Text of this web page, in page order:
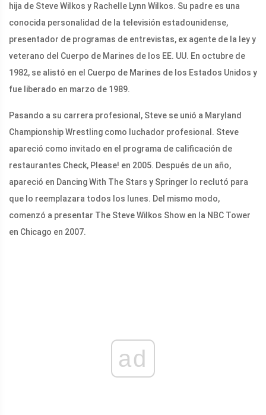
hija de Steve Wilkos y Rachelle Lynn Wilkos. Su padre es una
conocida personalidad de la televisión estadounidense,
presentador de programas de entrevistas, ex agente de la ley y
veterano del Cuerpo de Marines de los EE. UU. En octubre de
1982, se alistó en el Cuerpo de Marines de los Estados Unidos y
fue liberado en marzo de 1989.
Pasando a su carrera profesional, Steve se unió a Maryland
Championship Wrestling como luchador profesional. Steve
apareció como invitado en el programa de calificación de
restaurantes Check, Please! en 2005. Después de un año,
apareció en Dancing With The Stars y Springer lo reclutó para
que lo reemplazara todos los lunes. Del mismo modo,
comenzó a presentar The Steve Wilkos Show en la NBC Tower
en Chicago en 2007.
ad